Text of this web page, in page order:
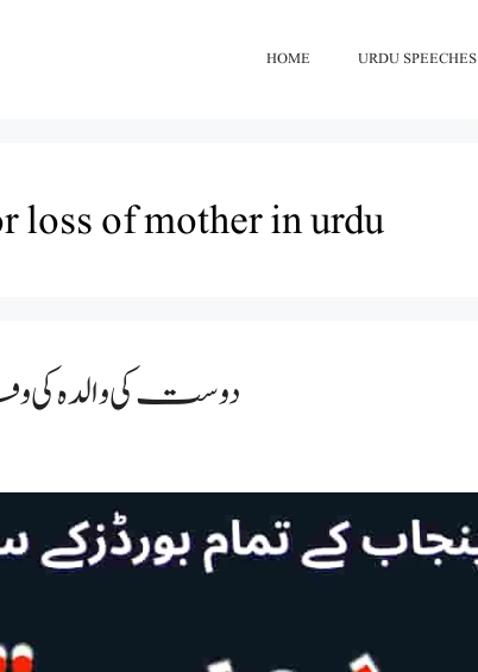
HOME URDU SPEECHES
loss of mother in urdu
دوست کی والدہ